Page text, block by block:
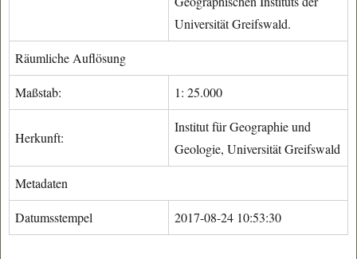
Universität Greifswald.
Räumliche Auflösung
Maßstab: 1: 25.000
Herkunft:
Institut für Geographie und
Geologie, Universität Greifswald
Metadaten
Datumsstempel 2017-08-24 10:53:30